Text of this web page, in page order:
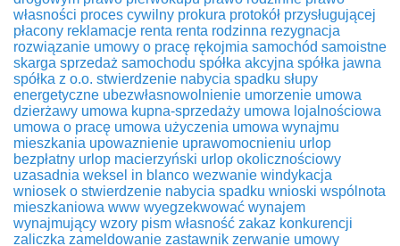
własności proces cywilny prokura protokół przysługującej
płacony reklamacje renta renta rodzinna rezygnacja
rozwiązanie umowy o pracę rękojmia samochód samoistne
skarga sprzedaż samochodu spółka akcyjna spółka jawna
spółka z o.o. stwierdzenie nabycia spadku słupy
energetyczne ubezwłasnowolnienie umorzenie umowa
dzierżawy umowa kupna-sprzedaży umowa lojalnościowa
umowa o pracę umowa użyczenia umowa wynajmu
mieszkania upowaznienie uprawomocnieniu urlop
bezpłatny urlop macierzyński urlop okolicznościowy
uzasadnia weksel in blanco wezwanie windykacja
wniosek o stwierdzenie nabycia spadku wnioski wspólnota
mieszkaniowa www wyegzekwować wynajem
wynajmujący wzory pism własność zakaz konkurencji
zaliczka zameldowanie zastawnik zerwanie umowy